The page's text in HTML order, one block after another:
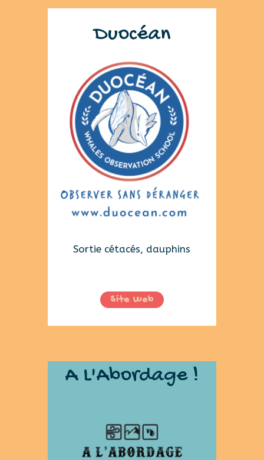
Duocéan
Sortie cétacés, dauphins
Site Web
A L'Abordage !